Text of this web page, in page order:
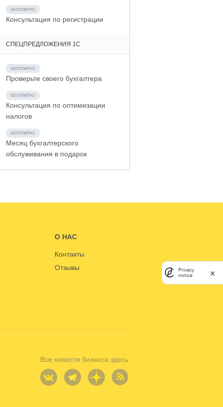
Консультация по регистрации
СПЕЦПРЕДЛОЖЕНИЯ 1С
Проверьте своего бухгалтера
Консультация по оптимизации
налогов
Месяц бухгалтерского
обслуживания в подарок
О НАС
Контакты
Отзывы
Все новости бизнеса здесь:
Privacy
notice